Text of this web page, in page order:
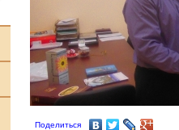
Поделиться